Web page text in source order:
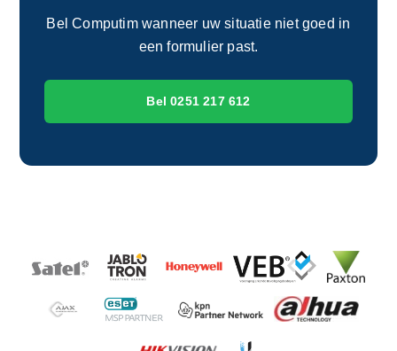
Bel Computim wanneer uw situatie niet goed in
een formulier past.
Bel 0251 217 612